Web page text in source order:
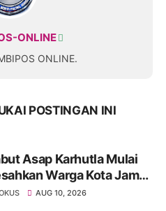
ONLINE
ONLINE.
POSTINGAN INI
Asap Karhutla Mulai
Warga Kota Jambi,
di Sungai
AUG 10, 2026